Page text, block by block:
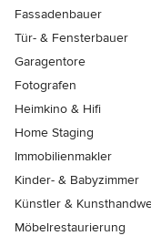
Fassadenbauer
Tür- & Fensterbauer
Garagentore
Fotografen
Heimkino & Hifi
Home Staging
Immobilienmakler
Kinder- & Babyzimmer
Künstler &
Möbelrestaurierung